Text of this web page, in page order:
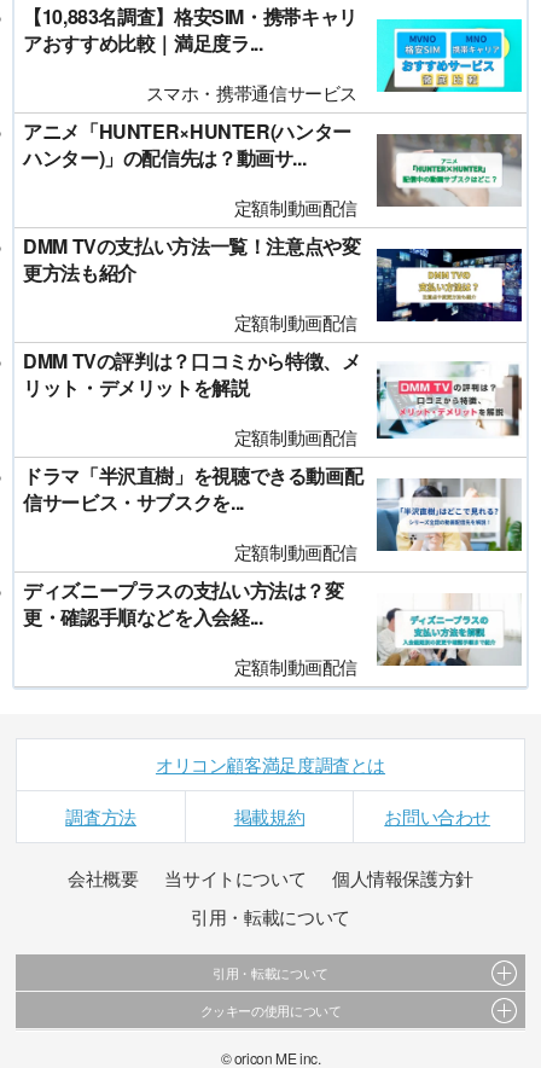
【10,883名調査】格安SIM・携帯キャリ
アおすすめ比較｜満足度ラ...
スマホ・携帯通信サービス
アニメ「HUNTER×HUNTER(ハンター
ハンター)」の配信先は？動画サ...
定額制動画配信
DMM TVの支払い方法一覧！注意点や変
更方法も紹介
定額制動画配信
DMM TVの評判は？口コミから特徴、メ
リット・デメリットを解説
定額制動画配信
ドラマ「半沢直樹」を視聴できる動画配
信サービス・サブスクを...
定額制動画配信
ディズニープラスの支払い方法は？変
更・確認手順などを入会経...
定額制動画配信
オリコン顧客満足度調査とは
調査方法 掲載規約 お問い合わせ
会社概要 当サイトについて
個人情報保護方針
引用・転載について
引用・転載について
当サイトで公開されている情報（文字、写真、イラスト、画像データ等）及びこれらの配
これらの情報を権利者の許可なく無断転載・複製などの二次利用を行うことは固く禁じてお
クッキーの使用について
このサイトでは Cookie を使用して、ユーザーに合わせたコンテンツや広告の表示、ソーシャ
© oricon ME inc.